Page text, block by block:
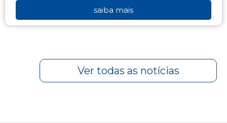
saiba mais
Ver todas as notícias